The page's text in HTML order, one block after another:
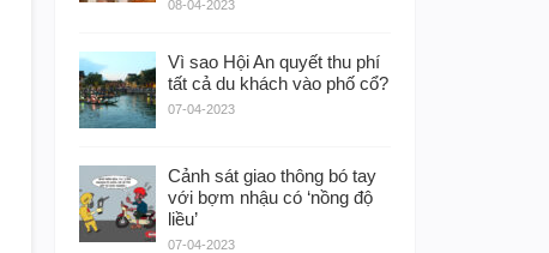
08-04-2023
Vì sao Hội An quyết thu phí
tất cả du khách vào phố cổ?
07-04-2023
Cảnh sát giao thông bó tay
với bợm nhậu có ‘nồng độ
liều’
07-04-2023